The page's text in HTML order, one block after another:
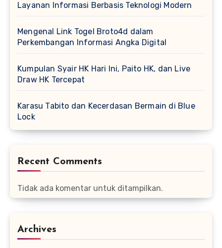
Layanan Informasi Berbasis Teknologi Modern
Mengenal Link Togel Broto4d dalam
Perkembangan Informasi Angka Digital
Kumpulan Syair HK Hari Ini, Paito HK, dan Live
Draw HK Tercepat
Karasu Tabito dan Kecerdasan Bermain di Blue
Lock
Recent Comments
Tidak ada komentar untuk ditampilkan.
Archives